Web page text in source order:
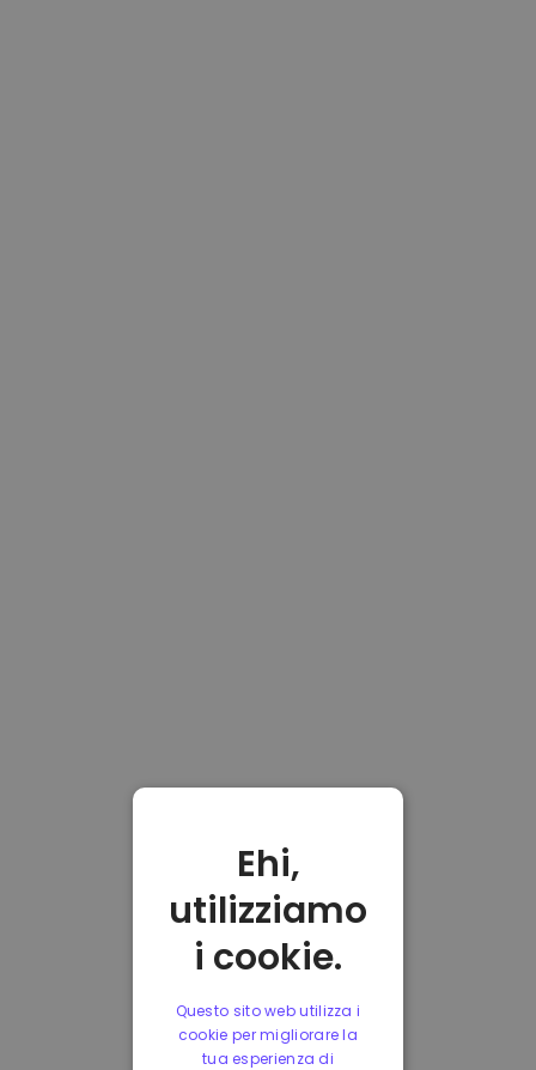
Ehi,
utilizziamo
i cookie.
Questo sito web utilizza i
cookie per migliorare la
tua esperienza di